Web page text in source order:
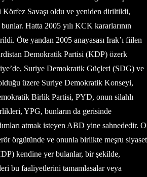
Savaşı oldu ve yeniden diriltildi,
Hatta 2005 yılı KCK kararlarının
Öte yandan 2005 anayasası Irak’ı fiilen
Demokratik Partisi (KDP) özerk
Suriye Demokratik Güçleri (SDG) ve
üzere Suriye Demokratik Konseyi,
Birlik Partisi, PYD, onun silahlı
YPG, bunların da gerisinde
atmak isteyen ABD yine sahnededir. O
örgütünde ve onunla birlikte meşru siyaset
kendine yer bulanlar, bir şekilde,
bu faaliyetlerini tamamlasalar veya